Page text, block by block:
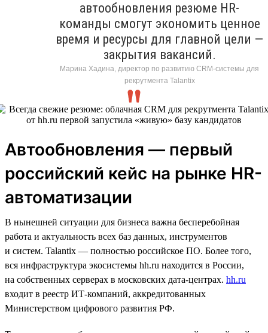
автообновления резюме HR-
команды смогут экономить ценное
время и ресурсы для главной цели —
закрытия вакансий.
Марина Хадина, директор по развитию CRM-системы для
рекрутмента Talantix
Автообновления — первый
российский кейс на рынке HR-
автоматизации
В нынешней ситуации для бизнеса важна бесперебойная
работа и актуальность всех баз данных, инструментов
и систем. Talantix — полностью российское ПО. Более того,
вся инфраструктура экосистемы hh.ru находится в России,
на собственных серверах в московских дата-центрах. hh.ru
входит в реестр ИТ-компаний, аккредитованных
Министерством цифрового развития РФ.